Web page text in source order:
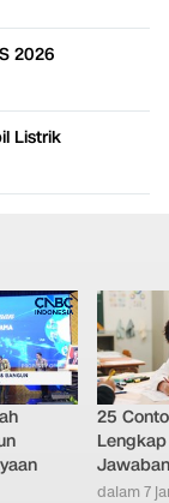
2026
Listrik
25
dalam 7